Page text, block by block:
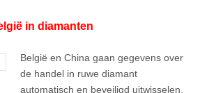
in diamanten
België en China gaan gegevens over
de handel in ruwe diamant
automatisch en beveiligd uitwisselen,